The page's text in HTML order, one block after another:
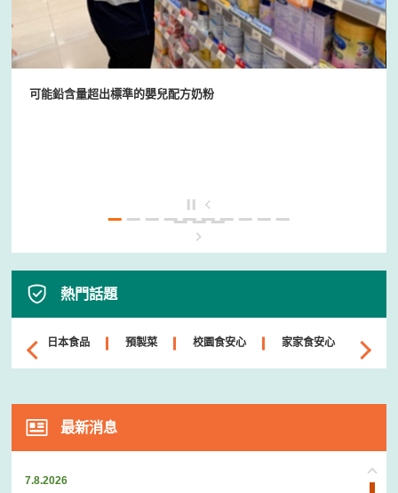
可能鉛含量超出標準的嬰兒配方奶粉
熱門話題
日本食品 預製菜 校園食安心 家家食安心
最新消息
7.8.2026